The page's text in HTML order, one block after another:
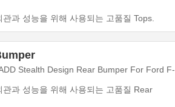
관과 성능을 위해 사용되는 고품질 Tops.
Stealth Design Rear Bumper For Ford F-
관과 성능을 위해 사용되는 고품질 Rear